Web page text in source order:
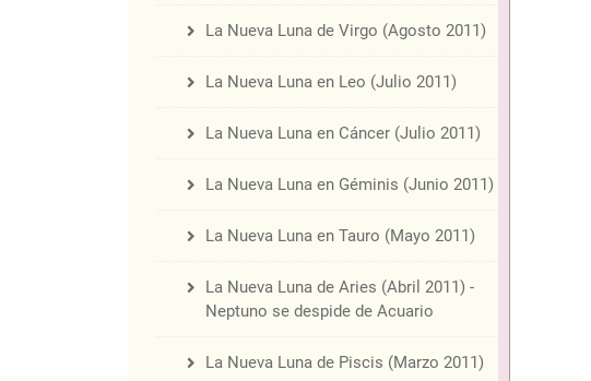
La Nueva Luna de Virgo (Agosto 2011)
La Nueva Luna en Leo (Julio 2011)
La Nueva Luna en Cáncer (Julio 2011)
La Nueva Luna en Géminis (Junio 2011)
La Nueva Luna en Tauro (Mayo 2011)
La Nueva Luna de Aries (Abril 2011) -
Neptuno se despide de Acuario
La Nueva Luna de Piscis (Marzo 2011)